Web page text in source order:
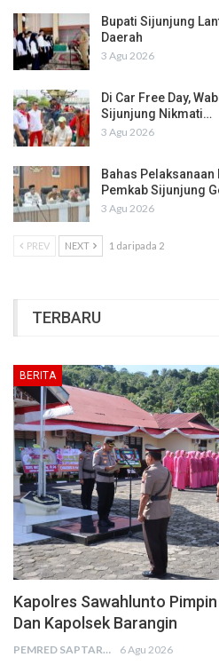
Bupati Sijunjung
Daerah
3 Agu 2026
Di Car Free Day,
Sijunjung Nikmati…
3 Agu 2026
Bahas Pelaksanaan
Pemkab Sijunjung
3 Agu 2026
PREV NEXT 1 daripada 2
TERBARU
BERITA
Kapolres Sawahlunto
Dan Kapolsek Barangin
PEMRED SAPTARIUS 6 Agu 2026